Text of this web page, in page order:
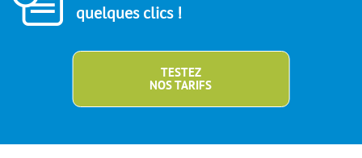
quelques clics !
TESTEZ
NOS TARIFS